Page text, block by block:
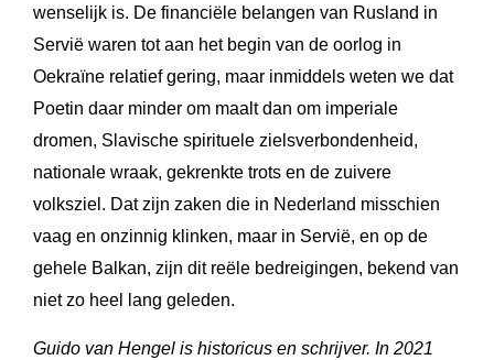
wenselijk is. De financiële belangen van Rusland in
Servië waren tot aan het begin van de oorlog in
Oekraïne relatief gering, maar inmiddels weten we dat
Poetin daar minder om maalt dan om imperiale
dromen, Slavische spirituele zielsverbondenheid,
nationale wraak, gekrenkte trots en de zuivere
volksziel. Dat zijn zaken die in Nederland misschien
vaag en onzinnig klinken, maar in Servië, en op de
gehele Balkan, zijn dit reële bedreigingen, bekend van
niet zo heel lang geleden.
Guido van Hengel is historicus en schrijver. In 2021